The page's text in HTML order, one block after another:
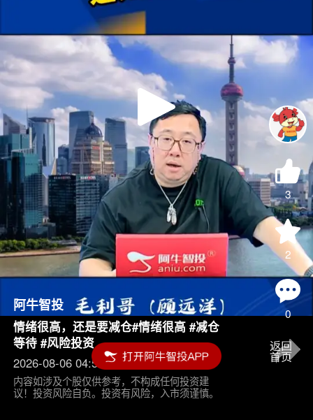
Play
Video
3
2
0
阿牛智投
情绪很高，还是要减仓#情绪很高 #减仓
等待 #风险投资
2026-08-06 04:55
内容如涉及个股仅供参考，不构成任何投资建
议！投资风险自负。投资有风险，入市须谨慎。